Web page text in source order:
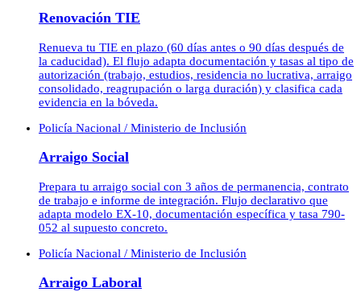
Renovación TIE
Renueva tu TIE en plazo (60 días antes o 90 días después de
la caducidad). El flujo adapta documentación y tasas al tipo de
autorización (trabajo, estudios, residencia no lucrativa, arraigo
consolidado, reagrupación o larga duración) y clasifica cada
evidencia en la bóveda.
Policía Nacional / Ministerio de Inclusión
Arraigo Social
Prepara tu arraigo social con 3 años de permanencia, contrato
de trabajo e informe de integración. Flujo declarativo que
adapta modelo EX-10, documentación específica y tasa 790-
052 al supuesto concreto.
Policía Nacional / Ministerio de Inclusión
Arraigo Laboral